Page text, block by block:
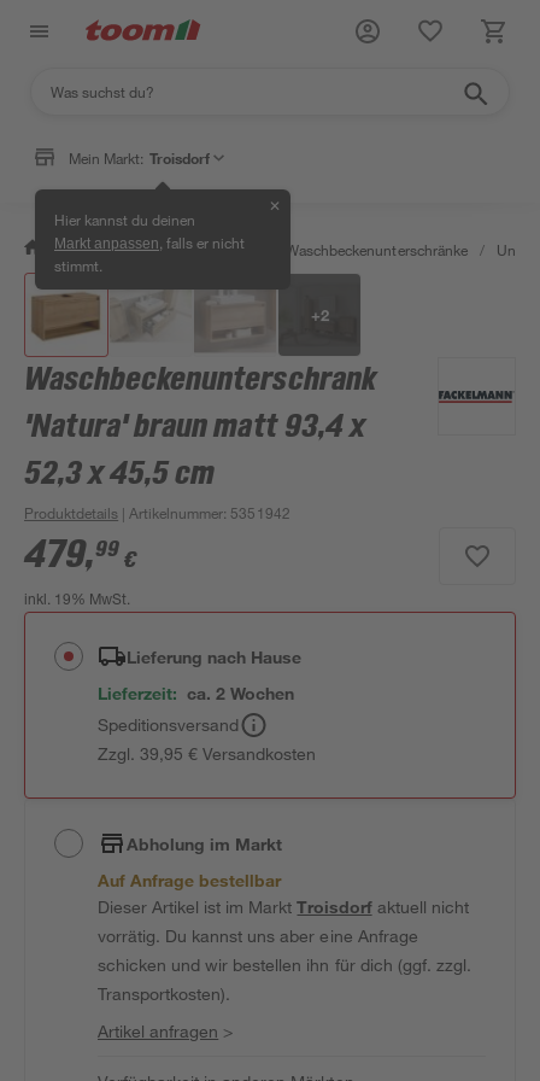
Mein Markt: Troisdorf
Hier kannst du deinen
Markt anpassen , falls er nicht
stimmt.
✕
/ Bad & Sanitär / Badmöbel Waschbeckenunterschränke /
+2
Waschbeckenunterschrank
'Natura' braun matt 93,4 x
52,3 x 45,5 cm
Produktdetails | Artikelnummer: 5351942
479,99 €
inkl. 19% MwSt.
Lieferung nach Hause
Lieferzeit: ca. 2 Wochen
Speditionsversand
Zzgl. 39,95 € Versandkosten
Abholung im Markt
Auf Anfrage bestellbar
Dieser Artikel ist im MarktTroisdorfaktuell nicht
vorrätig. Du kannst uns aber eine Anfrage
schicken und wir bestellen ihn für dich (ggf. zzgl.
Transportkosten).
Artikel anfragen >